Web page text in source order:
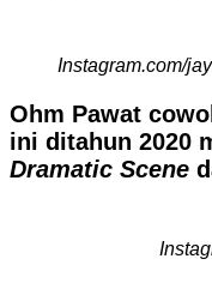
Instagram.com/
Ohm Pawat
ini ditahun 2020
Dramatic Scene